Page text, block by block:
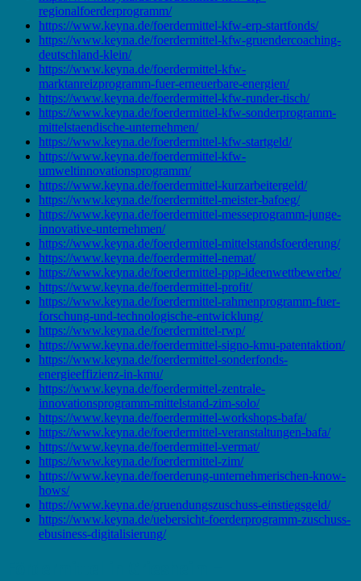
regionalfoerderprogramm/
https://www.keyna.de/foerdermittel-kfw-erp-startfonds/
https://www.keyna.de/foerdermittel-kfw-gruendercoaching-
deutschland-klein/
https://www.keyna.de/foerdermittel-kfw-
marktanreizprogramm-fuer-erneuerbare-energien/
https://www.keyna.de/foerdermittel-kfw-runder-tisch/
https://www.keyna.de/foerdermittel-kfw-sonderprogramm-
mittelstaendische-unternehmen/
https://www.keyna.de/foerdermittel-kfw-startgeld/
https://www.keyna.de/foerdermittel-kfw-
umweltinnovationsprogramm/
https://www.keyna.de/foerdermittel-kurzarbeitergeld/
https://www.keyna.de/foerdermittel-meister-bafoeg/
https://www.keyna.de/foerdermittel-messeprogramm-junge-
innovative-unternehmen/
https://www.keyna.de/foerdermittel-mittelstandsfoerderung/
https://www.keyna.de/foerdermittel-nemat/
https://www.keyna.de/foerdermittel-ppp-ideenwettbewerbe/
https://www.keyna.de/foerdermittel-profit/
https://www.keyna.de/foerdermittel-rahmenprogramm-fuer-
forschung-und-technologische-entwicklung/
https://www.keyna.de/foerdermittel-rwp/
https://www.keyna.de/foerdermittel-signo-kmu-patentaktion/
https://www.keyna.de/foerdermittel-sonderfonds-
energieeffizienz-in-kmu/
https://www.keyna.de/foerdermittel-zentrale-
innovationsprogramm-mittelstand-zim-solo/
https://www.keyna.de/foerdermittel-workshops-bafa/
https://www.keyna.de/foerdermittel-veranstaltungen-bafa/
https://www.keyna.de/foerdermittel-vermat/
https://www.keyna.de/foerdermittel-zim/
https://www.keyna.de/foerderung-unternehmerischen-know-
hows/
https://www.keyna.de/gruendungszuschuss-einstiegsgeld/
https://www.keyna.de/uebersicht-foerderprogramm-zuschuss-
ebusiness-digitalisierung/